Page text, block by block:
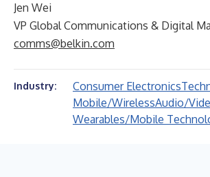
Jen Wei
VP Global Communications & Digital
comms@belkin.com
Industry: Consumer Electronics
Mobile/WirelessAudio/
Wearables/Mobile